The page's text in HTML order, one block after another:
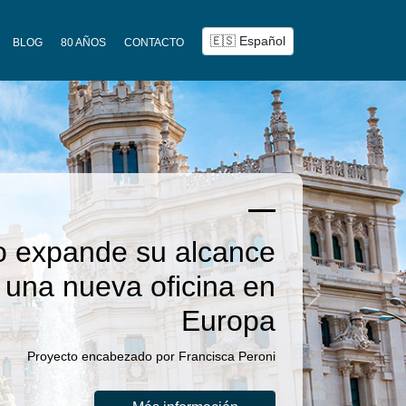
BLOG 80 AÑOS CONTACTO
ESTUDIO JURIDICO GROSS BROWN
nuestros clientes a
sus metas desde
1944
lo que necesita y le presentaremos una
hecha a medida de sus requerimientos.
Next